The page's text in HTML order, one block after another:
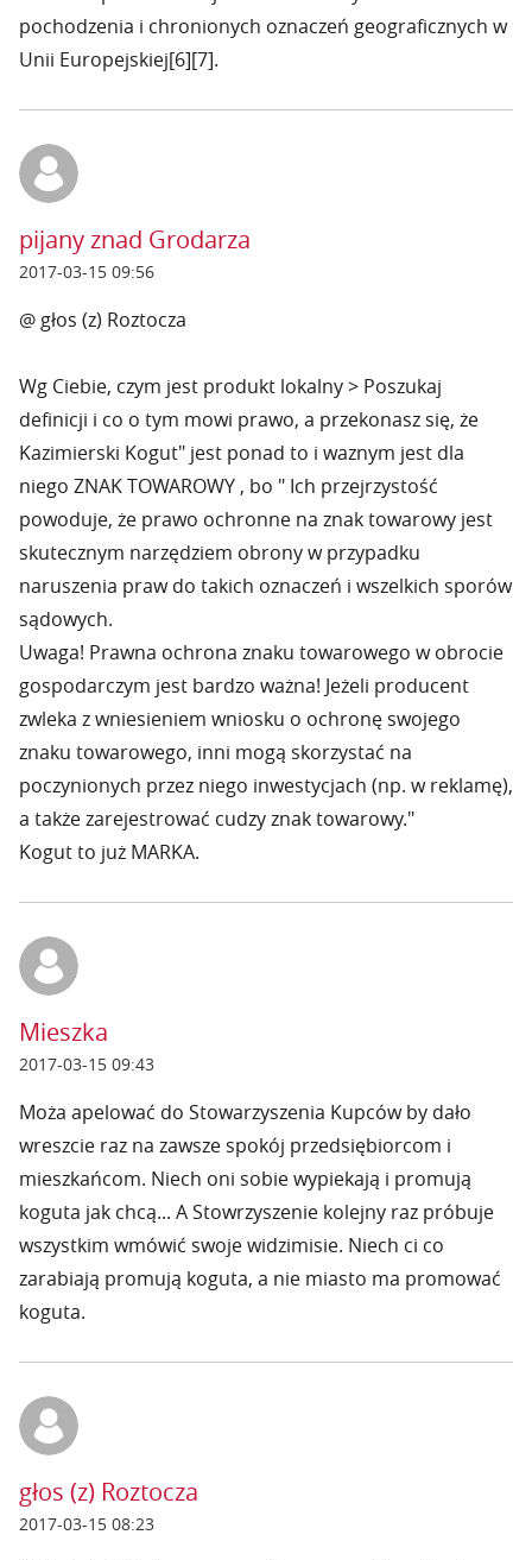
pochodzenia i chronionych oznaczeń geograficznych w
Unii Europejskiej[6][7].
pijany znad Grodarza
2017-03-15 09:56
@ głos (z) Roztocza
Wg Ciebie, czym jest produkt lokalny > Poszukaj
definicji i co o tym mowi prawo, a przekonasz się, że
Kazimierski Kogut" jest ponad to i waznym jest dla
niego ZNAK TOWAROWY , bo " Ich przejrzystość
powoduje, że prawo ochronne na znak towarowy jest
skutecznym narzędziem obrony w przypadku
naruszenia praw do takich oznaczeń i wszelkich sporów
sądowych.
Uwaga! Prawna ochrona znaku towarowego w obrocie
gospodarczym jest bardzo ważna! Jeżeli producent
zwleka z wniesieniem wniosku o ochronę swojego
znaku towarowego, inni mogą skorzystać na
poczynionych przez niego inwestycjach (np. w reklamę),
a także zarejestrować cudzy znak towarowy."
Kogut to już MARKA.
Mieszka
2017-03-15 09:43
Moża apelować do Stowarzyszenia Kupców by dało
wreszcie raz na zawsze spokój przedsiębiorcom i
mieszkańcom. Niech oni sobie wypiekają i promują
koguta jak chcą... A Stowrzyszenie kolejny raz próbuje
wszystkim wmówić swoje widzimisie. Niech ci co
zarabiają promują koguta, a nie miasto ma promować
koguta.
głos (z) Roztocza
2017-03-15 08:23